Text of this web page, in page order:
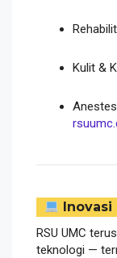
Kulit &
Inovasi
RSU UMC
teknologi —